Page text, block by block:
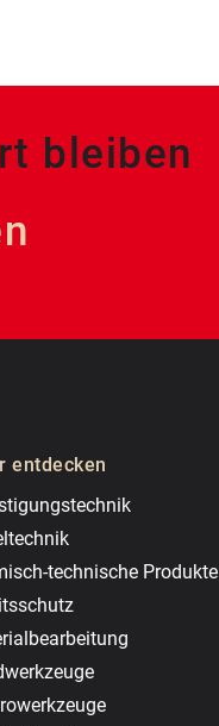
bleiben
entdecken
technische Produkte